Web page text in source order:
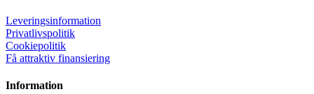
Leveringsinformation
Privatlivspolitik
Cookiepolitik
Få attraktiv finansiering
Information